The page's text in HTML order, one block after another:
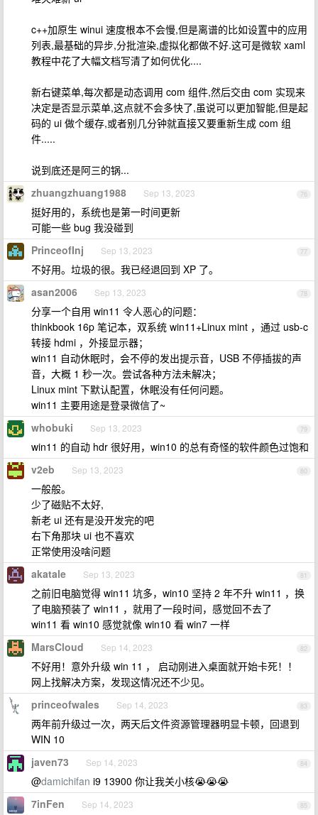
c++加原生 winui 速度根本不会慢,但是离谱的比如设置中的应用
列表,最基础的异步,分批渲染,虚拟化都做不好.这可是微软 xaml
教程中花了大幅文档写清了如何优化....
新右键菜单,每次都是动态调用 com 组件,然后交由 com 实现来
决定是否显示菜单,这点就不会多快了,虽说可以更加智能,但是起
码的 ui 做个缓存,或者别几分钟就直接又要重新生成 com 组
件.....
说到底还是阿三的锅...
76
zhuangzhuang1988 Sep 13, 2023
挺好用的，系统也是第一时间更新
可能一些 bug 我没碰到
77
PrinceofInj Sep 13, 2023
不好用。垃圾的很。我已经退回到 XP 了。
78
asan2006 Sep 13, 2023
分享一个自用 win11 令人恶心的问题：
thinkbook 16p 笔记本，双系统 win11+Linux mint ，通过 usb-c
转接 hdmi ，外接显示器；
win11 自动休眠时，会不停的发出提示音，USB 不停插拔的声
音，大概 1 秒一次。尝试各种方法未解决；
Linux mint 下默认配置，休眠没有任何问题。
win11 主要用途是登录微信了~
79
whobuki Sep 13, 2023
win11 的自动 hdr 很好用，win10 的总有奇怪的软件颜色过饱和
80
v2eb Sep 13, 2023
一般般。
少了磁贴不太好,
新老 ui 还有是没开发完的吧
右下角那块 ui 也不喜欢
正常使用没啥问题
81
akatale Sep 13, 2023
之前旧电脑觉得 win11 坑多，win10 坚持 2 年不升 win11 ，换
了电脑预装了 win11 ，就用了一段时间，感觉回不去了
win11 看 win10 感觉就像 win10 看 win7 一样
82
MarsCloud Sep 14, 2023
不好用！意外升级 win 11 ， 启动刚进入桌面就开始卡死！！
网上找解决方案，发现这情况还不少见。
83
princeofwales Sep 14, 2023
两年前升级过一次，两天后文件资源管理器明显卡顿，回退到
WIN 10
84
javen73 Sep 14, 2023
@damichifan i9 13900 你让我关小核😭😭😭
85
7inFen Sep 14, 2023